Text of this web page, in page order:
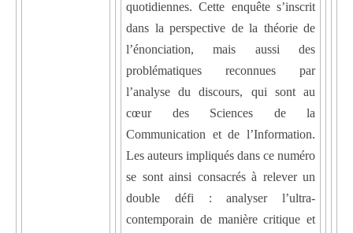
quotidiennes. Cette enquête s’inscrit
dans la perspective de la théorie de
l’énonciation, mais aussi des
problématiques reconnues par
l’analyse du discours, qui sont au
cœur des Sciences de la
Communication et de l’Information.
Les auteurs impliqués dans ce numéro
se sont ainsi consacrés à relever un
double défi : analyser l’ultra-
contemporain de manière critique et